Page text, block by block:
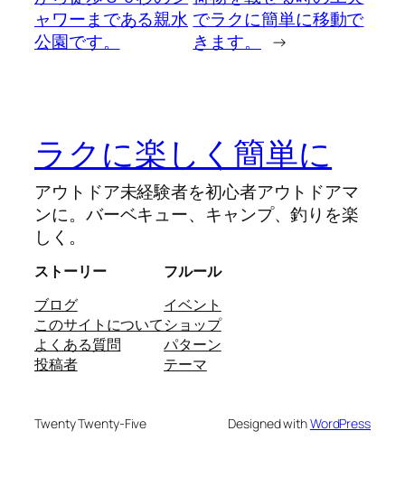
ャワーまである親水
公園です。
でラクに簡単に移動で
きます。
→
ラクに楽しく簡単に
アウトドア未経験者を初心者アウトドアマ
ンに。バーベキュー、キャンプ、釣りを楽
しく。
ストーリー
ブログ
このサイトについて
よくある質問
投稿者
フルール
イベント
ショップ
パターン
テーマ
Twenty Twenty-Five Designed withWordPress